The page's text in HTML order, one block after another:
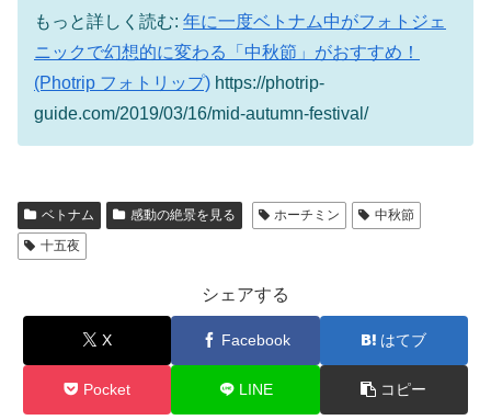
もっと詳しく読む: 年に一度ベトナム中がフォトジェ
ニックで幻想的に変わる「中秋節」がおすすめ！
(Photrip フォトリップ) https://photrip-
guide.com/2019/03/16/mid-autumn-festival/
ベトナム 感動の絶景を見る ホーチミン
中秋節
十五夜
シェアする
X Facebook はてブ
Pocket LINE コピー